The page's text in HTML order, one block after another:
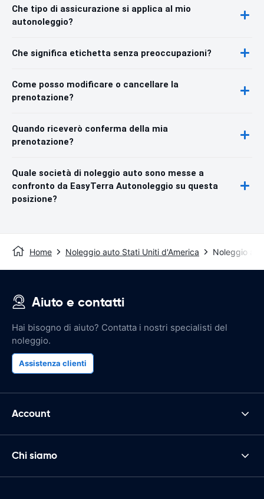
Che tipo di assicurazione si applica al mio
autonoleggio?
Che significa etichetta senza preoccupazioni?
Come posso modificare o cancellare la
prenotazione?
Quando riceverò conferma della mia
prenotazione?
Quale società di noleggio auto sono messe a
confronto da EasyTerra Autonoleggio su questa
posizione?
Home Noleggio auto Stati Uniti d'America Noleggio
Aiuto e contatti
Hai bisogno di aiuto? Contatta i nostri specialisti del
noleggio.
Assistenza clienti
Account
Chi siamo